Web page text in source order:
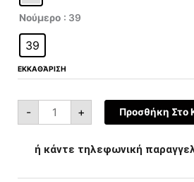
Νούμερο : 39
39
ΕΚΚΑΘΆΡΙΣΗ
-
ποσότητα
+ Προσθήκη Στο
ή κάντε τηλεφωνική